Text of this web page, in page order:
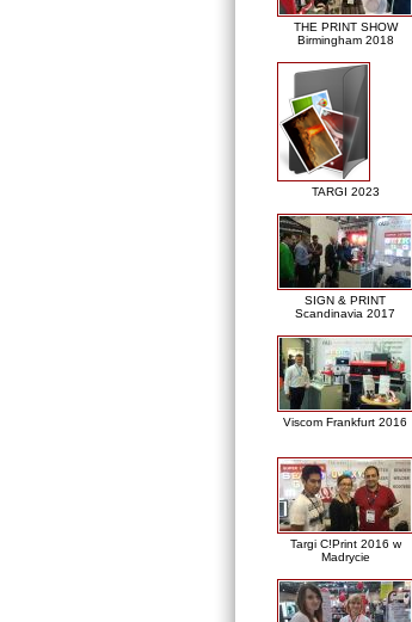
THE PRINT SHOW
Birmingham 2018
TARGI 2023
SIGN & PRINT
Scandinavia 2017
Viscom Frankfurt 2016
Targi C!Print 2016 w
Madrycie